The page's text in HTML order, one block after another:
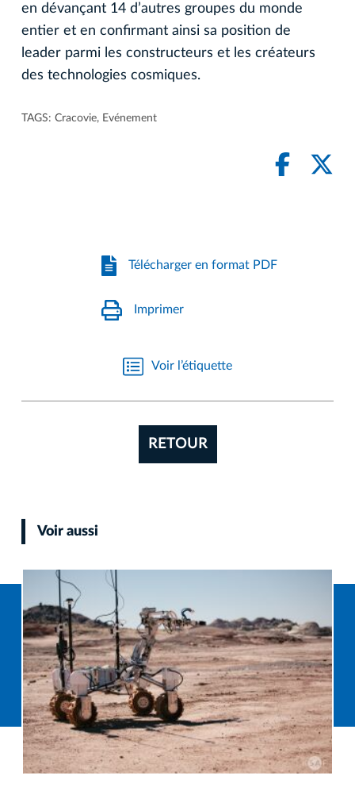
en dévançant 14 d’autres groupes du monde
entier et en confirmant ainsi sa position de
leader parmi les constructeurs et les créateurs
des technologies cosmiques.
TAGS: Cracovie, Evénement
Télécharger en format PDF
Imprimer
Voir l’étiquette
RETOUR
Voir aussi